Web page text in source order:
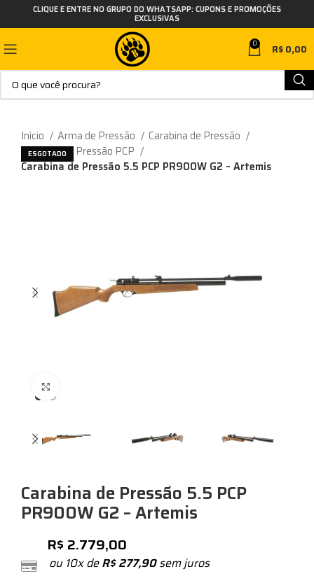
CLIQUE E ENTRE NO GRUPO DO WHATSAPP: CUPONS E PROMOÇÕES
EXCLUSIVAS
0 R$0,00
Início Arma de Pressão
Carabina de Pressão
Carabina de Pressão PCP
Carabina de Pressão 5.5 PCP PR900W G2 – Artemis
ESGOTADO
Carabina de Pressão 5.5 PCP
PR900W G2 – Artemis
R$ 2.779,00
ou 10x deR$277,90sem juros